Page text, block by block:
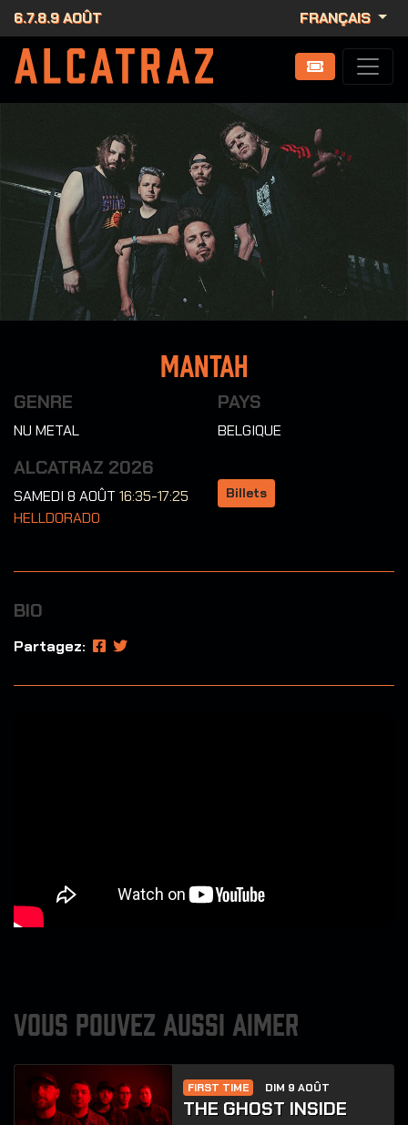
6.7.8.9 AOÛT FRANÇAIS
Mantah
GENRE
NU METAL
PAYS
BELGIQUE
ALCATRAZ 2026
SAMEDI 8 AOÛT 16:35-17:25
HELLDORADO
Billets
BIO
Partagez:
VOUS POUVEZ AUSSI AIMER
FIRST TIME DIM 9 AOÛT
THE GHOST INSIDE